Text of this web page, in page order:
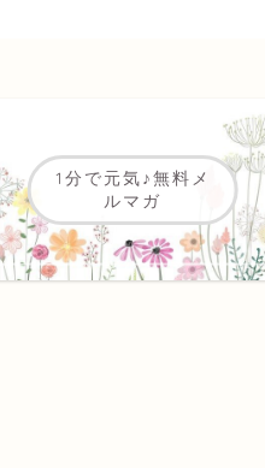
1分で元気♪無料メ
ルマガ